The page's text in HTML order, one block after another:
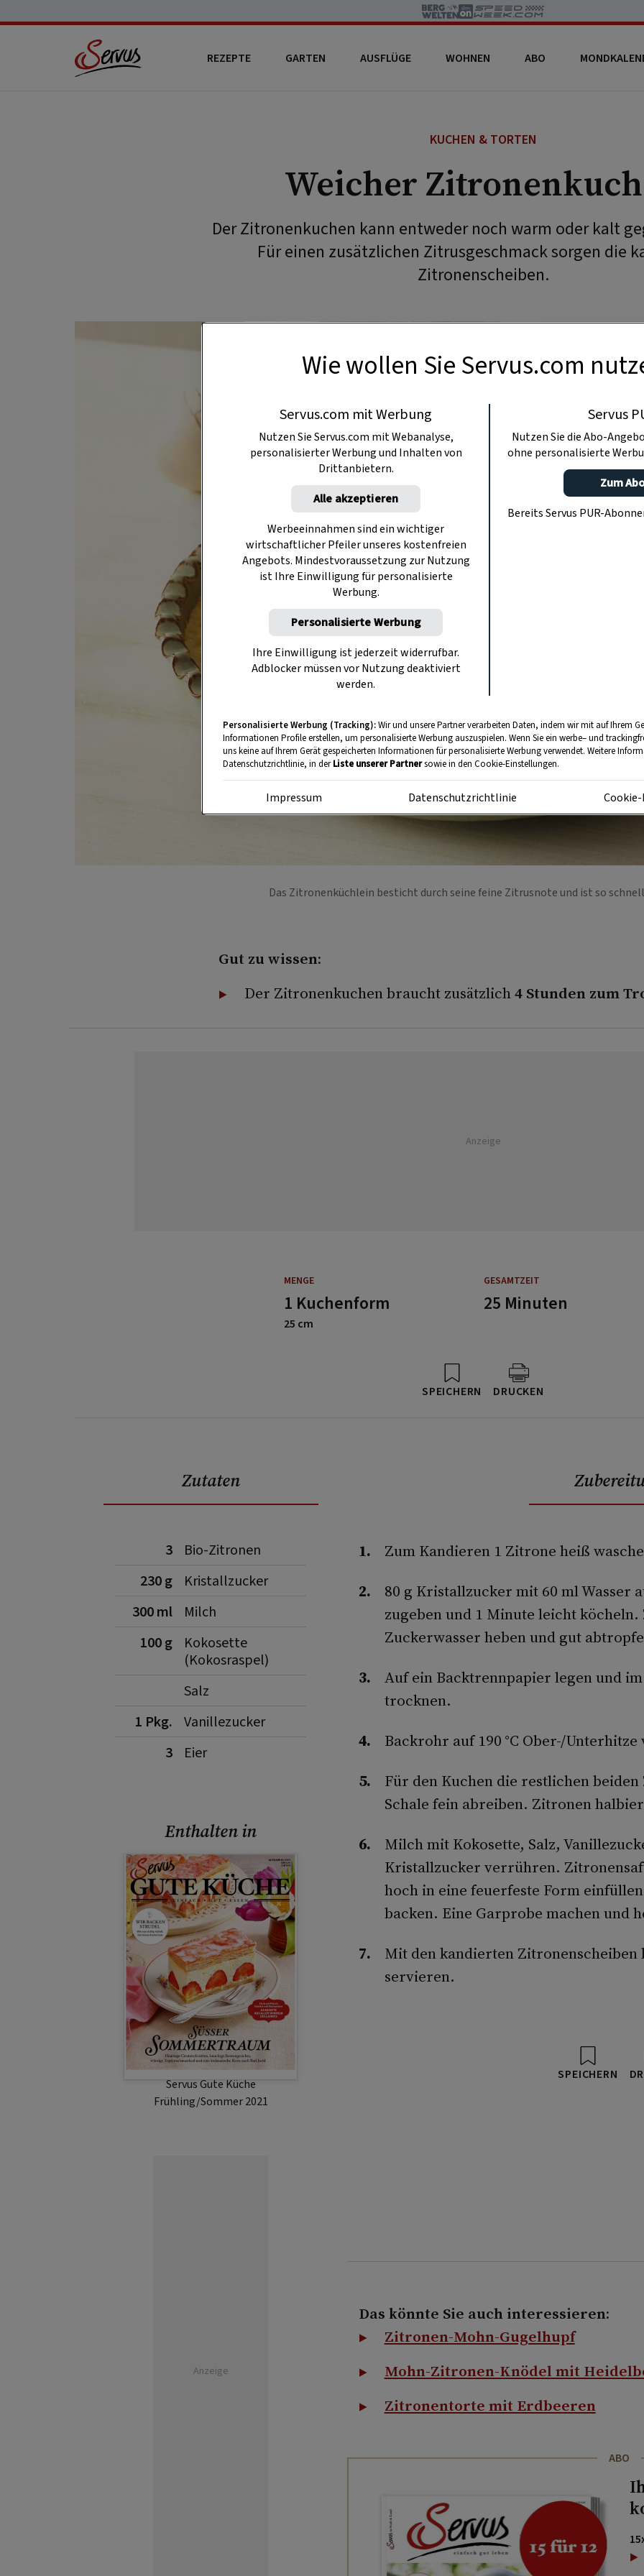
REZEPTE GARTEN AUSFLÜGE WOHNEN ABO
KUCHEN & TORTEN
Weicher
Der Zitronenkuchen kann entweder noch warm oder kalt
Für einen zusätzlichen Zitrusgeschmack sorgen die
Zitronenscheiben.
Das Zitronenküchlein besticht durch seine feine Zitrusnote und ist so
Gut zu wissen:
Der Zitronenkuchen braucht zusätzlich4 Stunden zum
Anzeige
MENGE GESAMTZEIT
1 Kuchenform
25 cm
25 Minuten
SPEICHERN DRUCKEN
Zutaten
3
Bio-Zitronen
230 g
Kristallzucker
300 ml
Milch
100 g
Kokosette
(Kokosraspel)
Salz
1 Pkg.
Vanillezucker
3
Eier
Enthalten in
Servus Gute Küche
Frühling/Sommer 2021
Anzeige
Zum Kandieren 1 Zitrone heiß
80 g Kristallzucker mit 60 ml Wasser
zugeben und 1 Minute leicht
Zuckerwasser heben und gut
Auf ein Backtrennpapier legen und
trocknen.
Backrohr auf 190 °C Ober-/
Für den Kuchen die restlichen
Schale fein abreiben. Zitronen
Milch mit Kokosette, Salz,
Kristallzucker verrühren.
hoch in eine feuerfeste Form
backen. Eine Garprobe machen und
Mit den kandierten
servieren.
SPEICHERN
Das könnte Sie auch interessieren:
Zitronen-Mohn-Gugelhupf
Mohn-Zitronen-Knödel mit
Zitronentorte mit Erdbeeren
ABO
Wie wollen Sie Servus.com
Servus.com mit Werbung
Nutzen Sie Servus.com mit Webanalyse,
personalisierter Werbung und Inhalten von
Drittanbietern.
Alle akzeptieren
Werbeeinnahmen sind ein wichtiger
wirtschaftlicher Pfeiler unseres kostenfreien
Angebots. Mindestvoraussetzung zur Nutzung
ist Ihre Einwilligung für personalisierte
Werbung.
Personalisierte Werbung
Ihre Einwilligung ist jederzeit widerrufbar.
Adblocker müssen vor Nutzung deaktiviert
werden.
Servus
Nutzen Sie die Abo-
ohne personalisierte
Zum
Bereits Servus PUR-
Personalisierte Werbung (Tracking):Wir und unsere Partner verarbeiten Daten, indem wir mit auf Ihrem
Informationen Profile erstellen, um personalisierte Werbung auszuspielen. Wenn Sie ein werbe– und
uns keine auf Ihrem Gerät gespeicherten Informationen für personalisierte Werbung verwendet. Weitere
Datenschutzrichtlinie, in derListe unserer Partnersowie in den Cookie-Einstellungen.
Impressum Datenschutzrichtlinie